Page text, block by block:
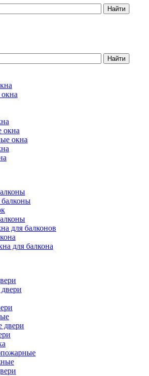
Найти
Найти
окна
окна
для балконов
для балкона
двери